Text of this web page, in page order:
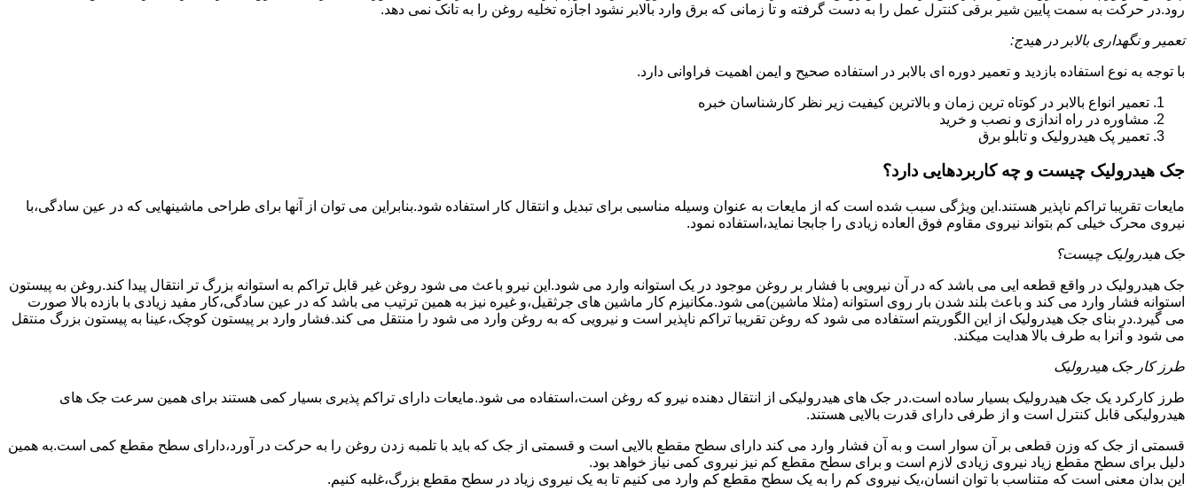
رود.در حرکت به سمت پایین شیر برقی کنترل عمل را به دست گرفته و تا زمانی که برق وارد بالابر نشود اجازه تخلیه روغن را به تانک نمی دهد.
تعمیر و نگهداری بالابر در هیدج:
با توجه به نوع استفاده بازدید و تعمیر دوره ای بالابر در استفاده صحیح و ایمن اهمیت فراوانی دارد.
تعمیر انواع بالابر در کوتاه ترین زمان و بالاترین کیفیت زیر نظر کارشناسان خبره
مشاوره در راه اندازی و نصب و خرید
تعمیر پک هیدرولیک و تابلو برق
جک هیدرولیک چیست و چه کاربردهایی دارد؟
مایعات تقریبا تراکم ناپذیر هستند.این ویژگی سبب شده است که از مایعات به عنوان وسیله مناسبی برای تبدیل و انتقال کار استفاده شود.بنابراین می توان از آنها برای طراحی ماشینهایی که در عین سادگی،با
نیروی محرک خیلی کم بتواند نیروی مقاوم فوق العاده زیادی را جابجا نماید،استفاده نمود.
جک هیدرولیک چیست؟
جک هیدرولیک در واقع قطعه ایی می باشد که در آن نیرویی با فشار بر روغن موجود در یک استوانه وارد می شود.این نیرو باعث می شود روغن غیر قابل تراکم به استوانه بزرگ تر انتقال پیدا کند.روغن به پیستون
استوانه فشار وارد می کند و باعث بلند شدن بار روی استوانه (مثلا ماشین)می شود.مکانیزم کار ماشین های جرثقیل،و غیره نیز به همین ترتیب می باشد که در عین سادگی،کار مفید زیادی با بازده بالا صورت
می گیرد.در بنای جک هیدرولیک از این الگوریتم استفاده می شود که روغن تقریبا تراکم ناپذیر است و نیرویی که به روغن وارد می شود را منتقل می کند.فشار وارد بر پیستون کوچک،عینا به پیستون بزرگ منتقل
می شود و آنرا به طرف بالا هدایت میکند.
طرز کار جک هیدرولیک
طرز کارکرد یک جک هیدرولیک بسیار ساده است.در جک های هیدرولیکی از انتقال دهنده نیرو که روغن است،استفاده می شود.مایعات دارای تراکم پذیری بسیار کمی هستند برای همین سرعت جک های
هیدرولیکی قابل کنترل است و از طرفی دارای قدرت بالایی هستند.
قسمتی از جک که وزن قطعی بر آن سوار است و به آن فشار وارد می کند دارای سطح مقطع بالایی است و قسمتی از جک که باید با تلمبه زدن روغن را به حرکت در آورد،دارای سطح مقطع کمی است.به همین
دلیل برای سطح مقطع زیاد نیروی زیادی لازم است و برای سطح مقطع کم نیز نیروی کمی نیاز خواهد بود.
این بدان معنی است که متناسب با توان انسان،یک نیروی کم را به یک سطح مقطع کم وارد می کنیم تا به یک نیروی زیاد در سطح مقطع بزرگ،غلبه کنیم.